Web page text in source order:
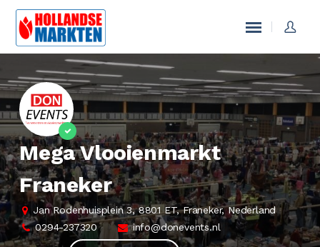
Mega Vlooienmarkt
Franeker
Jan Rodenhuisplein 3, 8801 ET, Franeker, Nederland
0294-237320
info@donevents.nl